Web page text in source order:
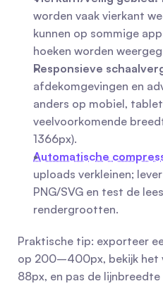
worden vaak vierkant
kunnen op sommige
hoeken worden
Responsieve
afdekomgevingen en
anders op mobiel,
veelvoorkomende
1366px).
Automatische
uploads verkleinen;
PNG/SVG en test de
rendergrootten.
Praktische tip: exporteer
op 200–400px, bekijk het
88px, en pas de